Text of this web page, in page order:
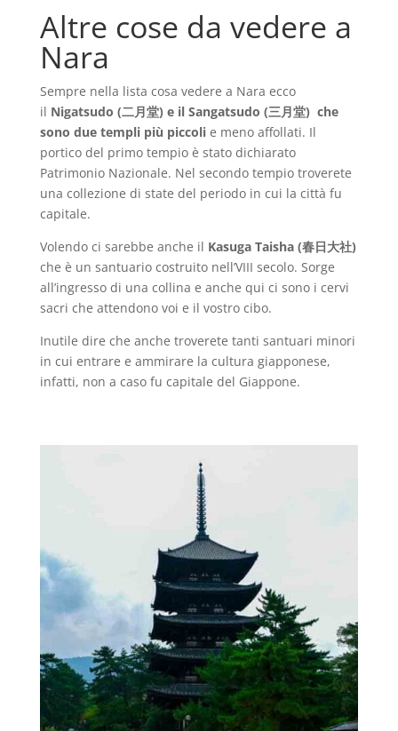
Altre cose da vedere a
Nara
Sempre nella lista cosa vedere a Nara ecco
il Nigatsudo (二月堂) e il Sangatsudo (三月堂) che
sono due templi più piccolie meno affollati. Il
portico del primo tempio è stato dichiarato
Patrimonio Nazionale. Nel secondo tempio troverete
una collezione di state del periodo in cui la città fu
capitale.
Volendo ci sarebbe anche il Kasuga Taisha (春日大社)
che è un santuario costruito nell’VIII secolo. Sorge
all’ingresso di una collina e anche qui ci sono i cervi
sacri che attendono voi e il vostro cibo.
Inutile dire che anche troverete tanti santuari minori
in cui entrare e ammirare la cultura giapponese,
infatti, non a caso fu capitale del Giappone.